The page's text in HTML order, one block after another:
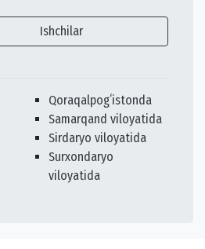
Ishchilar
Qoraqalpogʻistonda
Samarqand viloyatida
Sirdaryo viloyatida
Surxondaryo
viloyatida